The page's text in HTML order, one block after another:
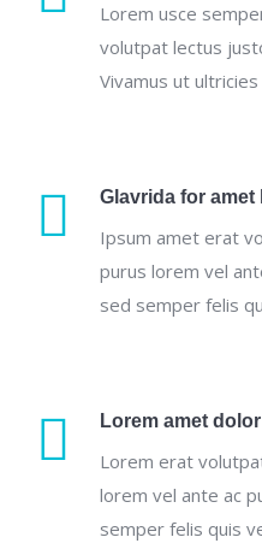
Lorem usce
volutpat lectus
Vivamus ut
Glavrida for amet
Ipsum amet erat
purus lorem vel
sed semper felis
Lorem amet dolor
Lorem erat
lorem vel ante ac
semper felis quis